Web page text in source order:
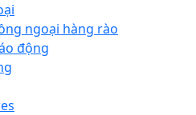
ngoại hàng rào
động